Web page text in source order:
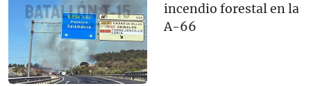
incendio forestal en la
A-66